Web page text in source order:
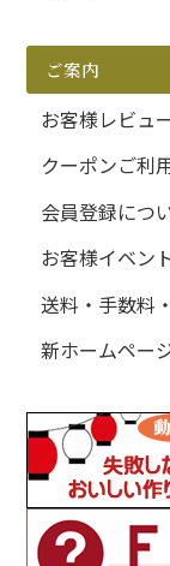
ご案内
お客様レビ
クーポンご利
会員登録につ
お客様イベン
送料・手数料
新ホームペー